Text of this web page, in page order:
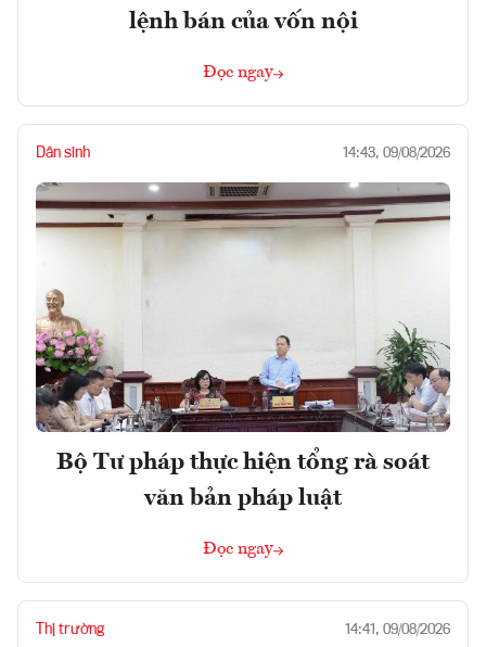
lệnh bán của vốn nội
Đọc ngay
Dân sinh 14:43, 09/08/2026
Bộ Tư pháp thực hiện tổng rà soát
văn bản pháp luật
Đọc ngay
Thị trường 14:41, 09/08/2026